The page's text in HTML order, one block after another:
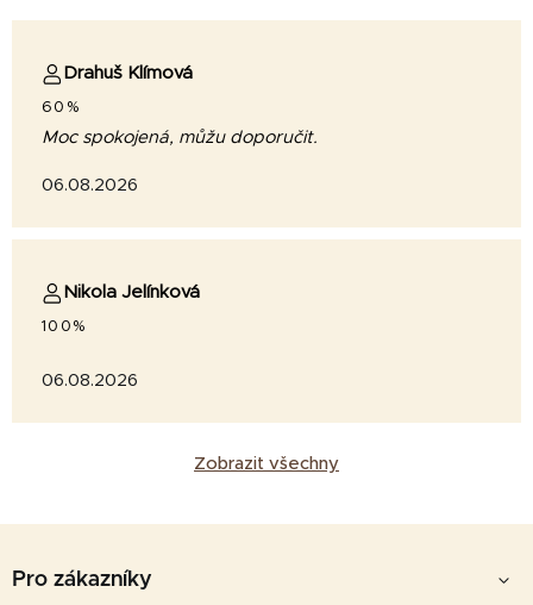
Drahuš Klímová
60%
Moc spokojená, můžu doporučit.
06.08.2026
Nikola Jelínková
100%
06.08.2026
Zobrazit všechny
Pro zákazníky